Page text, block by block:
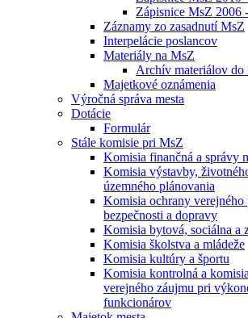
Zápisnice MsZ 2006
Záznamy zo zasadnutí MsZ
Interpelácie poslancov
Materiály na MsZ
Archív materiálov do
Majetkové oznámenia
Výročná správa mesta
Dotácie
Formulár
Stále komisie pri MsZ
Komisia finančná a správy
Komisia výstavby,
územného plánovania
Komisia ochrany verejného
bezpečnosti a dopravy
Komisia bytová, sociálna a
Komisia školstva a mládeže
Komisia kultúry a športu
Komisia kontrolná a
verejného záujmu pri
funkcionárov